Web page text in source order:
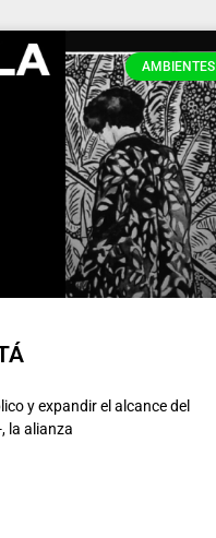
AMBIENTES
y expandir el alcance del
la alianza